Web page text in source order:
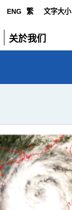
ENG 繁 文字大小
关於我们
展